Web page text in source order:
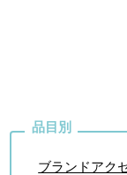
ブランドアク